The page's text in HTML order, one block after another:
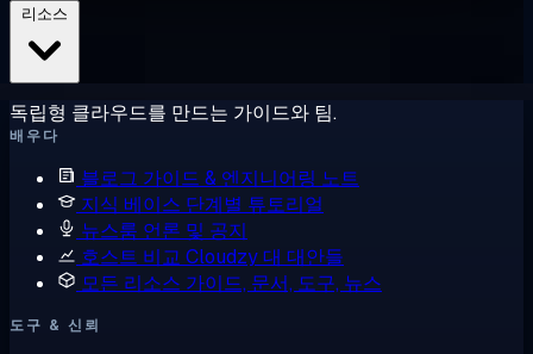
독립형 클라우드를 만드는 가이드와 팀.
배우다
블로그 가이드 & 엔지니어링 노트
지식 베이스 단계별 튜토리얼
뉴스룸 언론 및 공지
호스트 비교 Cloudzy 대 대안들
모든 리소스 가이드, 문서, 도구, 뉴스
도구 & 신뢰